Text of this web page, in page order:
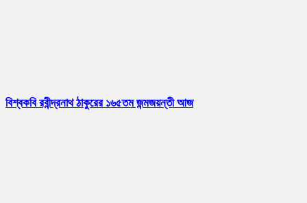
বিশ্বকবি রবীন্দ্রনাথ ঠাকুরের ১৬৫তম জন্মজয়ন্তী আজ